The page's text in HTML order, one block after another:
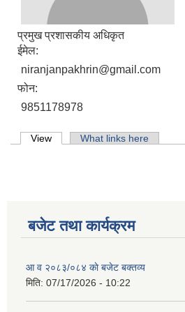
प्रमुख प्रशासकीय अधिकृत
ईमेल:
niranjanpakhrin@gmail.com
फोन:
9851178978
Primary tabs
View (active tab)What links here
बजेट तथा कार्यक्रम
आ व २०८३/०८४ काे बजेट बक्तव्य
मिति: 07/17/2026 - 10:22